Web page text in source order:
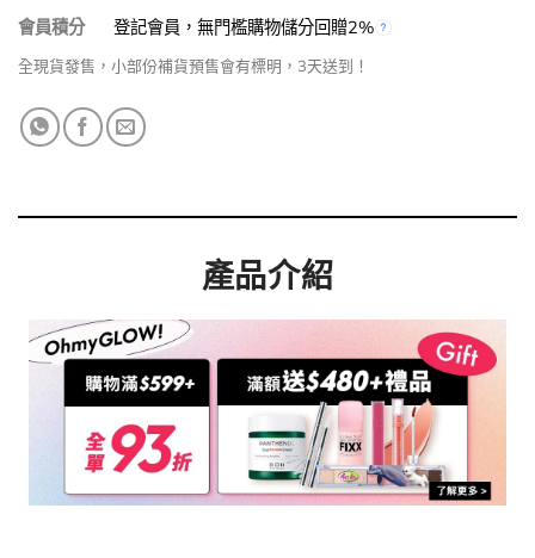
會員積分
登記會員，無門檻購物儲分回贈2%
全現貨發售，小部份補貨預售會有標明，3天送到！
產品介紹